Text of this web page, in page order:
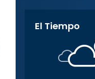
El Tiempo